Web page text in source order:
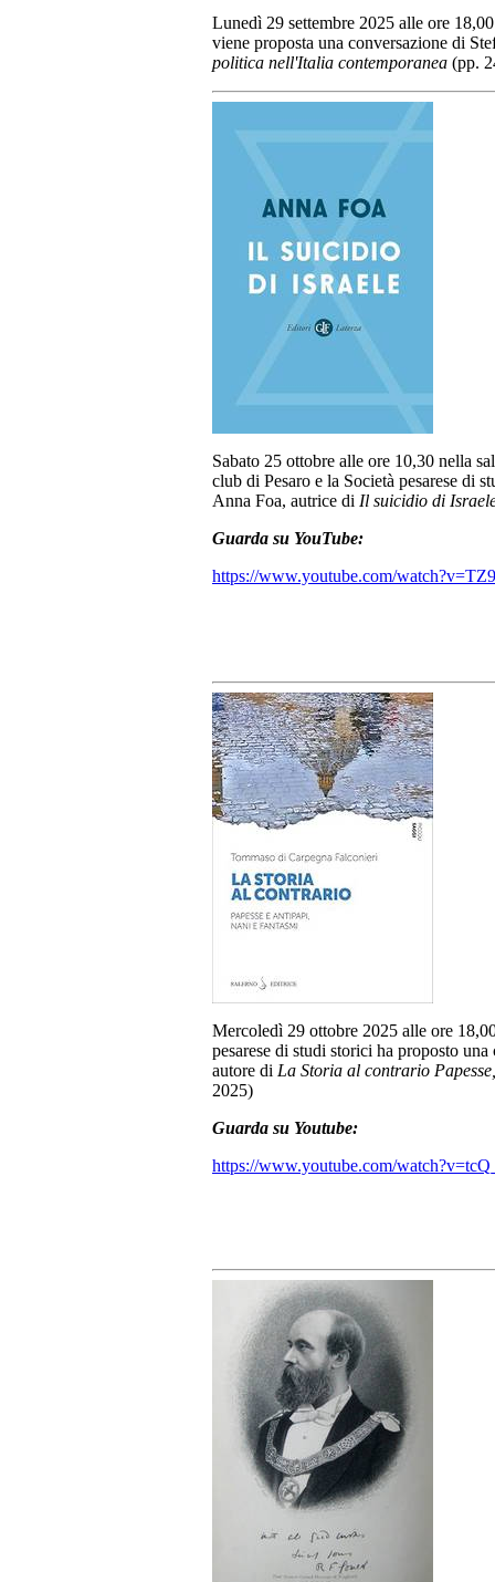
Lunedì 29 settembre 2025 alle ore
viene proposta una conversazione di
politica nell'Italia contemporanea (pp.
Sabato 25 ottobre alle ore 10,30 nella
club di Pesaro e la Società pesarese di
Anna Foa, autrice di Il suicidio di
Guarda su YouTube:
https://www.youtube.com/
Mercoledì 29 ottobre 2025 alle ore
pesarese di studi storici ha proposto
autore di La Storia al contrario
2025)
Guarda su Youtube:
https://www.youtube.com/